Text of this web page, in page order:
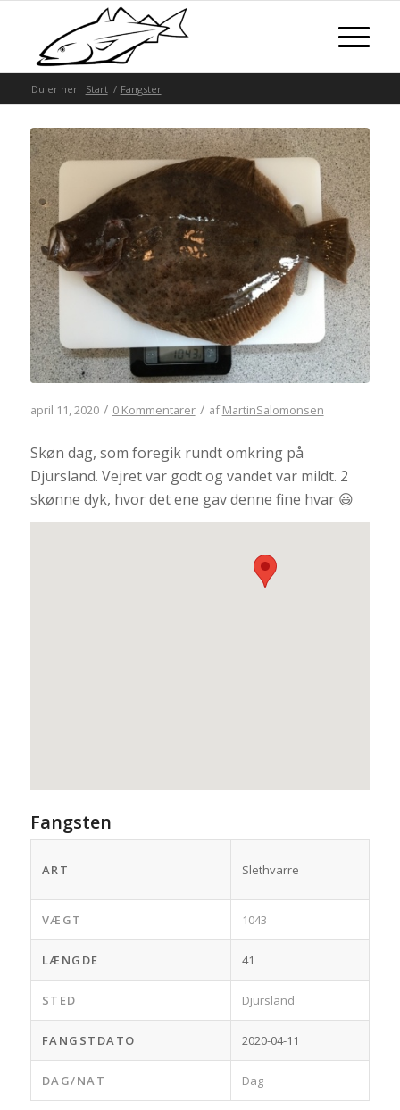
Du er her: Start / Fangster
april 11, 2020 / 0 Kommentarer / afMartinSalomonsen
Skøn dag, som foregik rundt omkring på
Djursland. Vejret var godt og vandet var mildt. 2
skønne dyk, hvor det ene gav denne fine hvar 😃
Fangsten
ART Slethvarre
VÆGT 1043
LÆNGDE 41
STED Djursland
FANGSTDATO 2020-04-11
DAG/NAT Dag